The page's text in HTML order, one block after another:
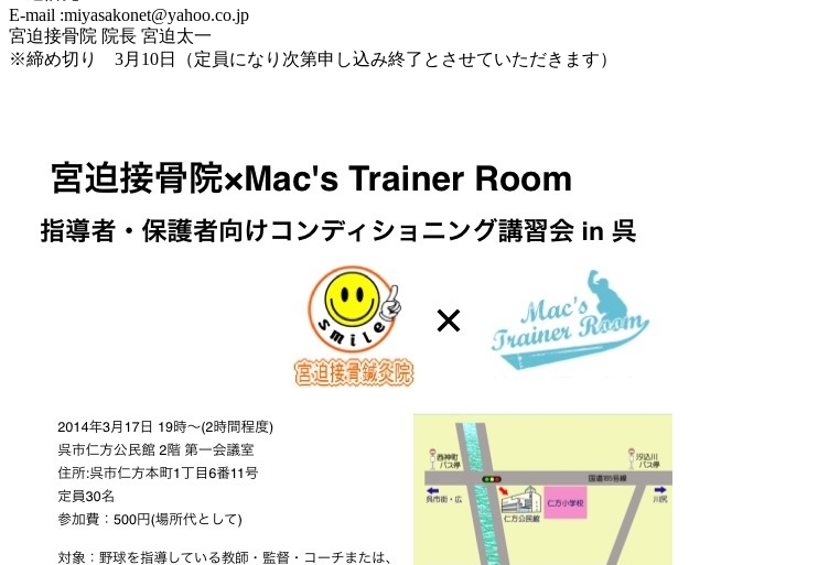
E-mail :miyasakonet@yahoo.co.jp
宮迫接骨院 院長 宮迫太一
※締め切り 3月10日（定員になり次第申し込み終了とさせていただきます）